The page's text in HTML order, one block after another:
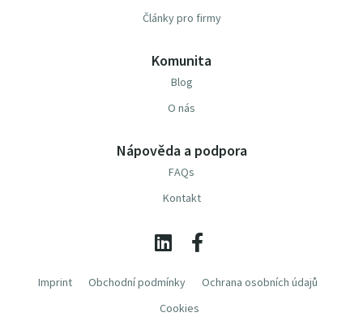
Články pro firmy
Komunita
Blog
O nás
Nápověda a podpora
FAQs
Kontakt
Imprint Obchodní podmínky
Ochrana osobních údajů
Cookies